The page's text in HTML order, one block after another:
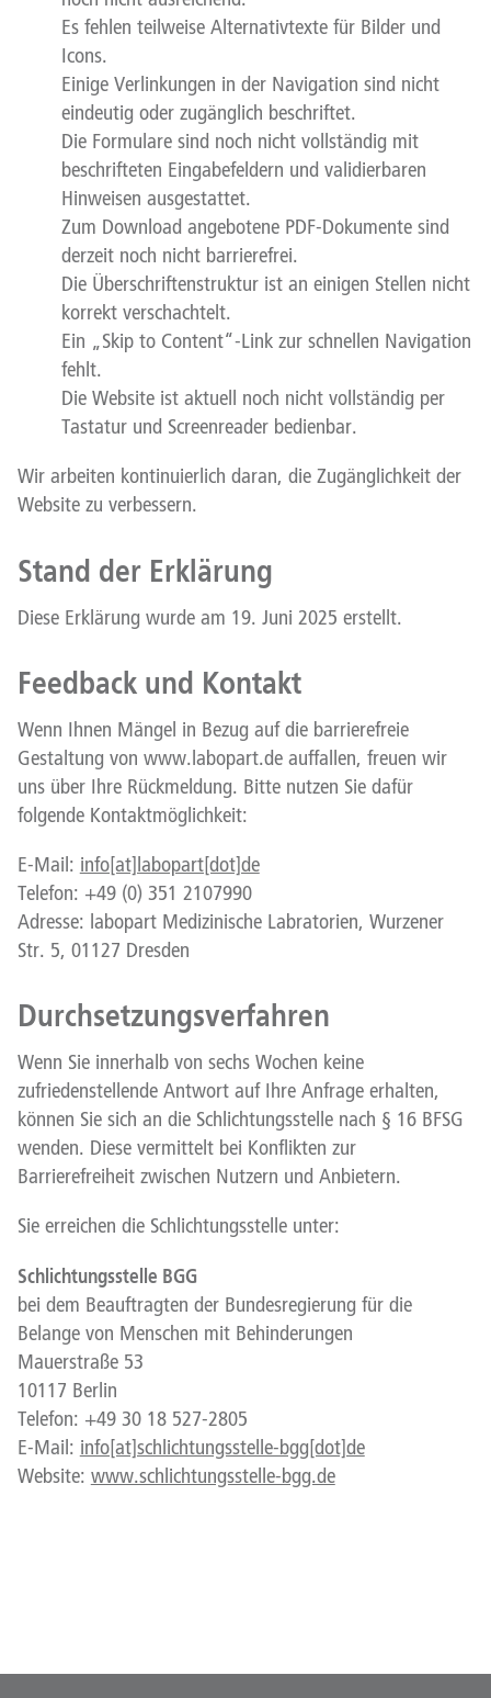
Es fehlen teilweise Alternativtexte für Bilder und
Icons.
Einige Verlinkungen in der Navigation sind nicht
eindeutig oder zugänglich beschriftet.
Die Formulare sind noch nicht vollständig mit
beschrifteten Eingabefeldern und validierbaren
Hinweisen ausgestattet.
Zum Download angebotene PDF-Dokumente sind
derzeit noch nicht barrierefrei.
Die Überschriftenstruktur ist an einigen Stellen nicht
korrekt verschachtelt.
Ein „Skip to Content“-Link zur schnellen Navigation
fehlt.
Die Website ist aktuell noch nicht vollständig per
Tastatur und Screenreader bedienbar.
Wir arbeiten kontinuierlich daran, die Zugänglichkeit der
Website zu verbessern.
Stand der Erklärung
Diese Erklärung wurde am 19. Juni 2025 erstellt.
Feedback und Kontakt
Wenn Ihnen Mängel in Bezug auf die barrierefreie
Gestaltung von www.labopart.de auffallen, freuen wir
uns über Ihre Rückmeldung. Bitte nutzen Sie dafür
folgende Kontaktmöglichkeit:
E-Mail: info[at]labopart[dot]de
Telefon: +49 (0) 351 2107990
Adresse: labopart Medizinische Labratorien, Wurzener
Str. 5, 01127 Dresden
Durchsetzungsverfahren
Wenn Sie innerhalb von sechs Wochen keine
zufriedenstellende Antwort auf Ihre Anfrage erhalten,
können Sie sich an die Schlichtungsstelle nach § 16 BFSG
wenden. Diese vermittelt bei Konflikten zur
Barrierefreiheit zwischen Nutzern und Anbietern.
Sie erreichen die Schlichtungsstelle unter:
Schlichtungsstelle BGG
bei dem Beauftragten der Bundesregierung für die
Belange von Menschen mit Behinderungen
Mauerstraße 53
10117 Berlin
Telefon: +49 30 18 527-2805
E-Mail: info[at]schlichtungsstelle-bgg[dot]de
Website: www.schlichtungsstelle-bgg.de